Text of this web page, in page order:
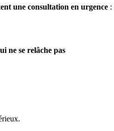
une consultation en urgence :
ne se relâche pas
rieux.